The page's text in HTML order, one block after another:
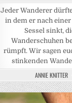
Jeder Wanderer
in dem er nach
Sessel sinkt,
Wanderschuhen
rümpft. Wir sagen
stinkenden
ANNIE KNITTER